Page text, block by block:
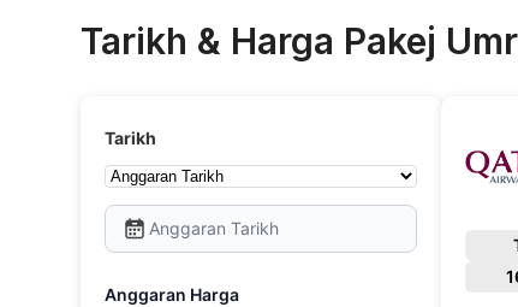
Tarikh & Harga Pakej
Tarikh
Anggaran Tarikh
Anggaran Harga